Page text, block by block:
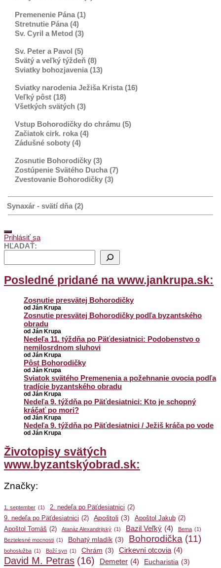
Premenenie Pána (1)
Stretnutie Pána (4)
Sv. Cyril a Metod (3)
Sv. Peter a Pavol (5)
Svätý a veľký týždeň (8)
Sviatky bohozjavenia (13)
Sviatky narodenia Ježiša Krista (16)
Veľký pôst (18)
Všetkých svätých (3)
Vstup Bohorodičky do chrámu (5)
Začiatok cirk. roka (4)
Zádušné soboty (4)
Zosnutie Bohorodičky (3)
Zostúpenie Svätého Ducha (7)
Zvestovanie Bohorodičky (3)
Synaxár - svätí dňa (2)
Prihlásiť sa
HĽADAŤ:
Posledné pridané na www.jankrupa.sk:
Zosnutie presvätej Bohorodičky
od Ján Krupa
Zosnutie presvätej Bohorodičky podľa byzantského
obradu
od Ján Krupa
Nedeľa 11. týždňa po Päťdesiatnici: Podobenstvo o
nemilosrdnom sluhovi
od Ján Krupa
Pôst Bohorodičky
od Ján Krupa
Sviatok svätého Premenenia a požehnanie ovocia podľa
tradície byzantského obradu
od Ján Krupa
Nedeľa 9. týždňa po Päťdesiatnici: Kto je schopný
kráčať po mori?
od Ján Krupa
Nedeľa 9. týždňa po Päťdesiatnici / Ježiš kráča po vode
od Ján Krupa
Životopisy svätých
www.byzantskýobrad.sk:
Značky:
1. september (1) 2. nedeľa po Päťdesiatnici (2)
9. nedeľa po Päťdesiatnici (2) Apoštoli (3) Apoštol Jakub (2)
Apoštol Tomáš (2) Atanáz Alexandrijský (1) Bazil Veľký (4) Bema (1)
Beztelesné mocnosti (1) Bohatý mladík (3) Bohorodička (11)
bohoslužba (1) Boží syn (1) Chrám (3) Cirkevní otcovia (4)
David M. Petras (16) Demeter (4) Eucharistia (3)